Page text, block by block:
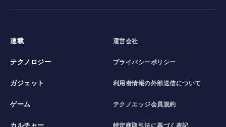
連載
テクノロジー
ガジェット
ゲーム
カルチャー
運営会社
プライバシーポリシー
利用者情報の外部送信について
テクノエッジ会員規約
特定商取引法に基づく表記